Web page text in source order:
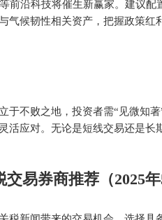
前沿科技将催生新赢家。建议
气候韧性相关资产，把握政策红
于不败之地，投资者需“见微知
活应对。无论是短线交易还是长
易券商推荐（2025年